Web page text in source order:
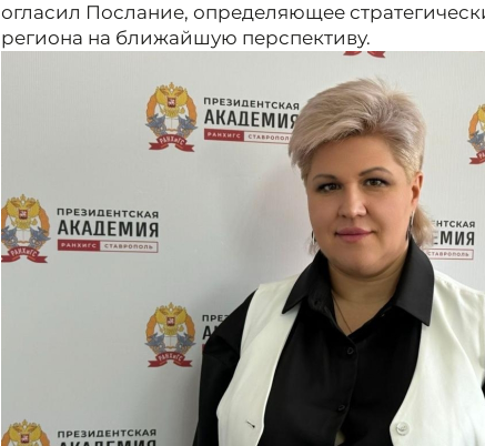
огласил Послание, определяющее
региона на ближайшую перспективу.